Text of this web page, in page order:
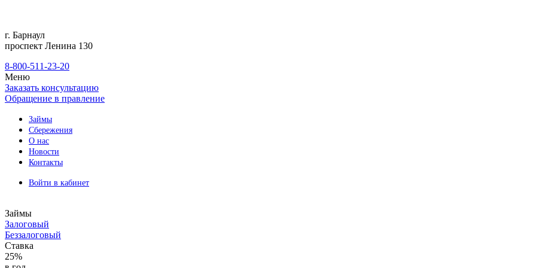
г. Барнаул
проспект Ленина 130
8-800-511-23-20
Меню
Заказать консультацию
Обращение в правление
Займы
Сбережения
О нас
Новости
Контакты
Войти в кабинет
Займы
Залоговый
Беззалоговый
Ставка
25%